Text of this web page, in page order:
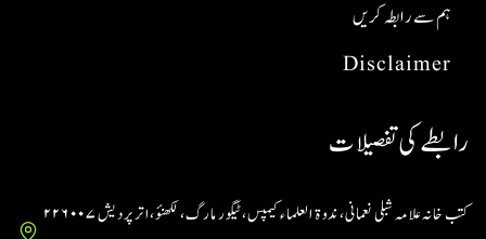
Disclaimer
ہم سے رابطہ کریں
رابطے کی تفصیلات
کتب خانہ علامہ شبلی نعمانی، ندوۃ العلماء کیمپس، ٹیگور مارگ، لکھنؤ، اتر پردیش ۲۲۶۰۰۷